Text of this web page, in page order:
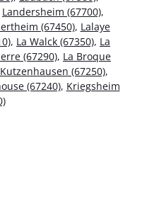
Landersheim (67700),
(67450), Lalaye
, La Walck (67350), La
(67290), La Broque
Kutzenhausen (67250),
(67240), Kriegsheim